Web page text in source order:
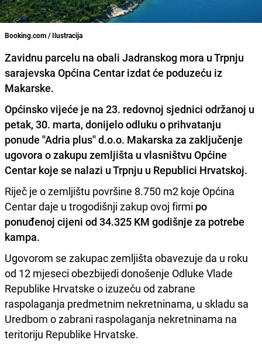
Booking.com / Ilustracija
Zavidnu parcelu na obali Jadranskog mora u Trpnju
sarajevska Općina Centar izdat će poduzeću iz
Makarske.
Općinsko vijeće je na 23. redovnoj sjednici održanoj u
petak, 30. marta, donijelo odluku o prihvatanju
ponude ''Adria plus'' d.o.o. Makarska za zaključenje
ugovora o zakupu zemljišta u vlasništvu Općine
Centar koje se nalazi u Trpnju u Republici Hrvatskoj.
Riječ je o zemljištu površine 8.750 m2 koje Općina
Centar daje u trogodišnji zakup ovoj firmi po
ponuđenoj cijeni od 34.325 KM godišnje za potrebe
kampa.
Ugovorom se zakupac zemljišta obavezuje da u roku
od 12 mjeseci obezbijedi donošenje Odluke Vlade
Republike Hrvatske o izuzeću od zabrane
raspolaganja predmetnim nekretninama, u skladu sa
Uredbom o zabrani raspolaganja nekretninama na
teritoriju Republike Hrvatske.